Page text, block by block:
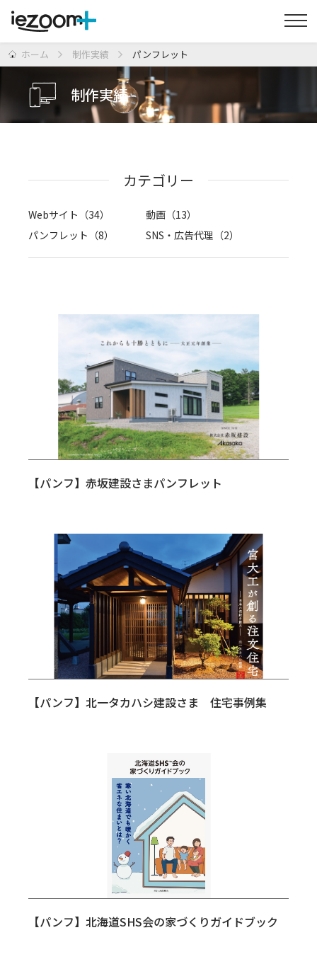
ホーム 制作実績 パンフレット
制作実績
カテゴリー
Webサイト（34）
動画（13）
パンフレット（8）
SNS・広告代理（2）
【パンフ】赤坂建設さまパンフレット
【パンフ】北一タカハシ建設さま 住宅事例集
【パンフ】北海道SHS会の家づくりガイドブック